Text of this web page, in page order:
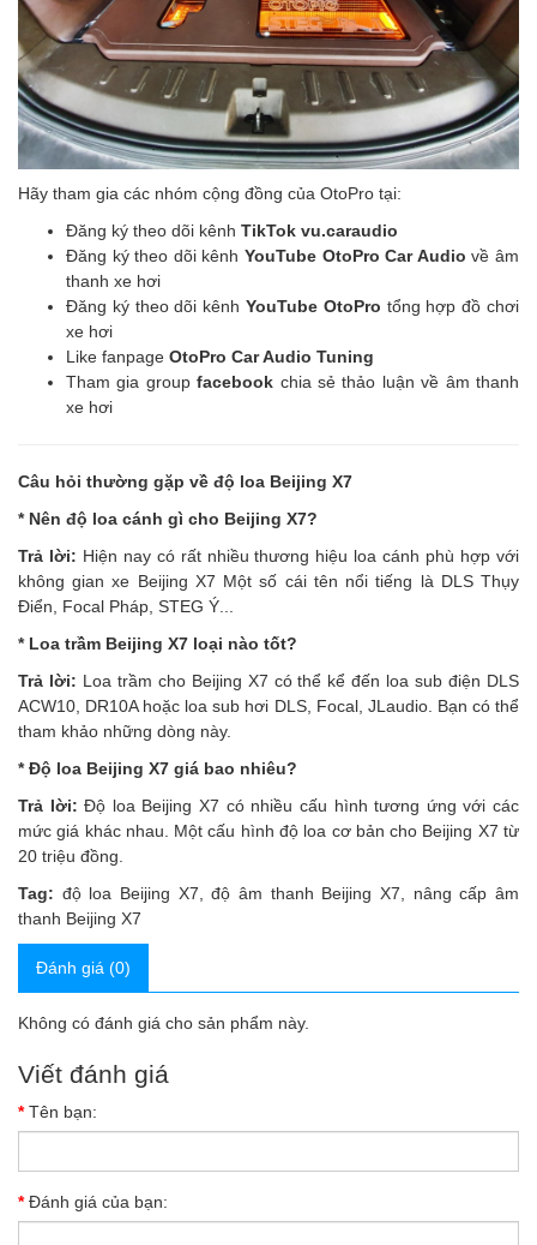
Hãy tham gia các nhóm cộng đồng của OtoPro tại:
Đăng ký theo dõi kênh TikTok vu.caraudio
Đăng ký theo dõi kênh YouTube OtoPro Car Audio về âm
thanh xe hơi
Đăng ký theo dõi kênh YouTube OtoPro tổng hợp đồ chơi
xe hơi
Like fanpage OtoPro Car Audio Tuning
Tham gia groupfacebook chia sẻ thảo luận về âm thanh
xe hơi
Câu hỏi thường gặp về độ loa Beijing X7
* Nên độ loa cánh gì cho Beijing X7?
Trả lời: Hiện nay có rất nhiều thương hiệu loa cánh phù hợp với
không gian xe Beijing X7 Một số cái tên nổi tiếng là DLS Thụy
Điển, Focal Pháp, STEG Ý...
* Loa trầm Beijing X7 loại nào tốt?
Trả lời: Loa trầm cho Beijing X7 có thể kể đến loa sub điện DLS
ACW10, DR10A hoặc loa sub hơi DLS, Focal, JLaudio. Bạn có thể
tham khảo những dòng này.
* Độ loa Beijing X7 giá bao nhiêu?
Trả lời:Độ loa Beijing X7 có nhiều cấu hình tương ứng với các
mức giá khác nhau. Một cấu hình độ loa cơ bản cho Beijing X7 từ
20 triệu đồng.
Tag: độ loa Beijing X7 ,độ âm thanh Beijing X7
nâng cấp âm
thanh Beijing X7
Đánh giá (0)
Không có đánh giá cho sản phẩm này.
Viết đánh giá
Tên bạn:
Đánh giá của bạn: